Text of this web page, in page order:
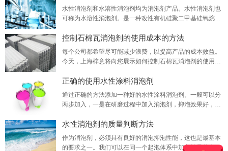
水性消泡剂和水溶性消泡剂均为消泡剂产品。水性消泡剂也
可称为水溶性消泡剂。是一种改性有机硅聚二甲基硅氧烷消
控制石棉瓦消泡剂的使用成本的方法
每个公司都希望尽可能减少浪费，以提高产品的成本效益。
今天，上海梓意将向您展示如何控制石棉瓦消泡剂的使用成
正确的使用水性涂料消泡剂
通过正确的方法添加一种好的水性涂料消泡剂。一般可以分
两步加入，一是在研磨过程中加入消泡剂，抑泡效果好，二
泡剂的消泡效果与体系的粘度和挥发性有关。
水性消泡剂的质量判断方法
作为消泡剂，必须具有良好的消泡抑泡性能，这也是最基本
的要求之一。我们可以在同一个起泡体系中加入等量的水性